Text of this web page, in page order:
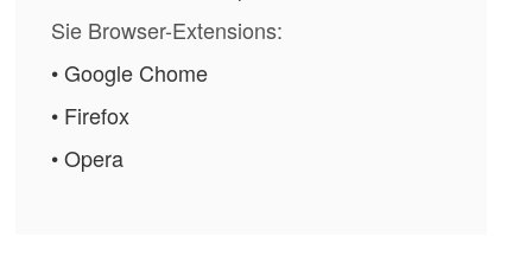
Sie Browser-Extensions:
• Google Chome
• Firefox
• Opera